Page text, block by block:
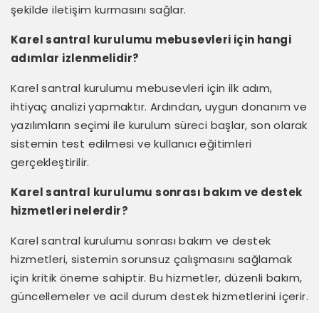
şekilde iletişim kurmasını sağlar.
Karel santral kurulumu mebusevleri için hangi
adımlar izlenmelidir?
Karel santral kurulumu mebusevleri için ilk adım,
ihtiyaç analizi yapmaktır. Ardından, uygun donanım ve
yazılımların seçimi ile kurulum süreci başlar, son olarak
sistemin test edilmesi ve kullanıcı eğitimleri
gerçekleştirilir.
Karel santral kurulumu sonrası bakım ve destek
hizmetleri nelerdir?
Karel santral kurulumu sonrası bakım ve destek
hizmetleri, sistemin sorunsuz çalışmasını sağlamak
için kritik öneme sahiptir. Bu hizmetler, düzenli bakım,
güncellemeler ve acil durum destek hizmetlerini içerir.